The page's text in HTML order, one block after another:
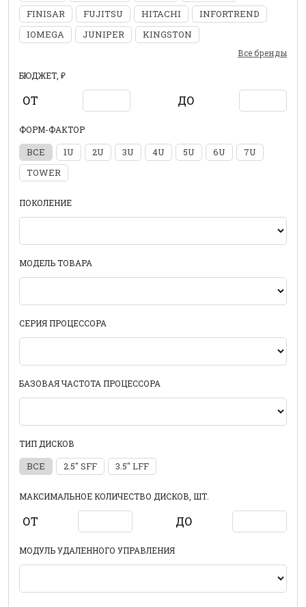
FINISAR
FUJITSU HITACHI
INFORTREND
IOMEGA
JUNIPER KINGSTON
Все бренды
БЮДЖЕТ, ₽
ОТ ДО
ФОРМ-ФАКТОР
ВСЕ 1U 2U 3U 4U 5U 6U
7U
TOWER
ПОКОЛЕНИЕ
МОДЕЛЬ ТОВАРА
СЕРИЯ ПРОЦЕССОРА
БАЗОВАЯ ЧАСТОТА ПРОЦЕССОРА
ТИП ДИСКОВ
ВСЕ 2.5" SFF 3.5" LFF
МАКСИМАЛЬНОЕ КОЛИЧЕСТВО ДИСКОВ, ШТ.
ОТ ДО
МОДУЛЬ УДАЛЕННОГО УПРАВЛЕНИЯ